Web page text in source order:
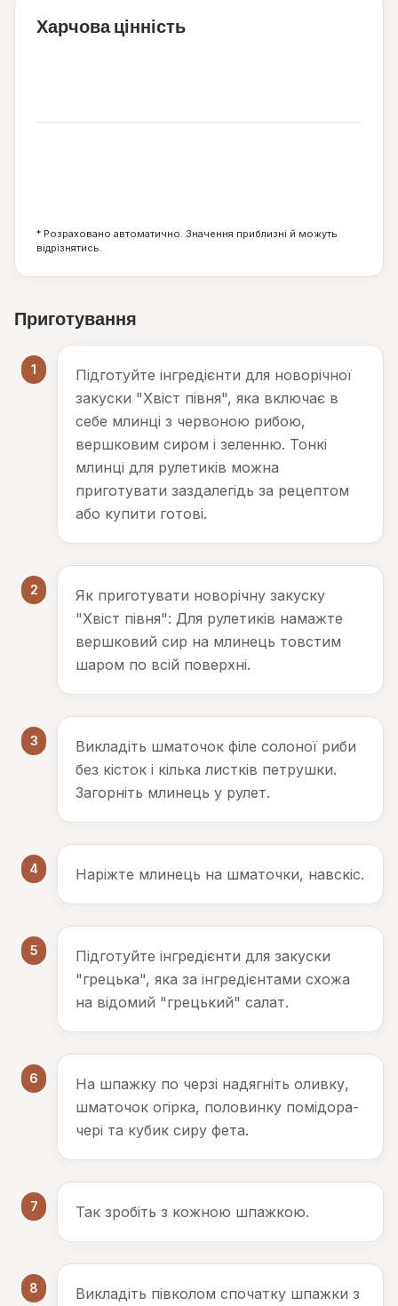
Харчова цінність
* Розраховано автоматично. Значення приблизні й можуть
відрізнятись.
Приготування
1
Підготуйте інгредієнти для новорічної
закуски "Хвіст півня", яка включає в
себе млинці з червоною рибою,
вершковим сиром і зеленню. Тонкі
млинці для рулетиків можна
приготувати заздалегідь за рецептом
або купити готові.
2
Як приготувати новорічну закуску
"Хвіст півня": Для рулетиків намажте
вершковий сир на млинець товстим
шаром по всій поверхні.
3
Викладіть шматочок філе солоної риби
без кісток і кілька листків петрушки.
Загорніть млинець у рулет.
4 Наріжте млинець на шматочки, навскіс.
5
Підготуйте інгредієнти для закуски
"грецька", яка за інгредієнтами схожа
на відомий "грецький" салат.
6
На шпажку по черзі надягніть оливку,
шматочок огірка, половинку помідора-
чері та кубик сиру фета.
7 Так зробіть з кожною шпажкою.
8
Викладіть півколом спочатку шпажки з